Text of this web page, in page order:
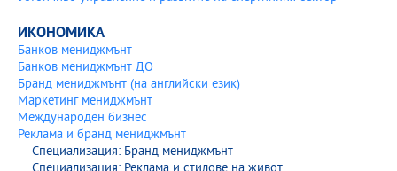
ИКОНОМИКА
Банков мениджмънт
Банков мениджмънт ДО
Бранд мениджмънт (на английски език)
Маркетинг мениджмънт
Международен бизнес
Реклама и бранд мениджмънт
Специализация: Бранд мениджмънт